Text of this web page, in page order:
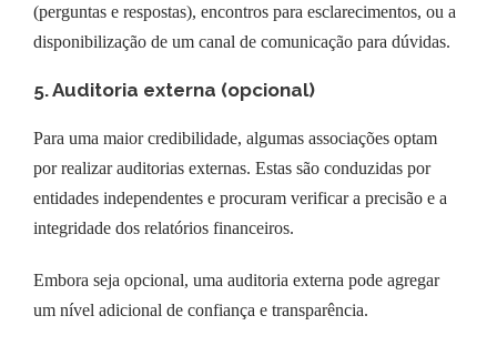
(perguntas e respostas), encontros para esclarecimentos, ou a
disponibilização de um canal de comunicação para dúvidas.
5. Auditoria externa (opcional)
Para uma maior credibilidade, algumas associações optam
por realizar auditorias externas. Estas são conduzidas por
entidades independentes e procuram verificar a precisão e a
integridade dos relatórios financeiros.
Embora seja opcional, uma auditoria externa pode agregar
um nível adicional de confiança e transparência.